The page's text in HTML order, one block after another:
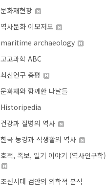
문화재현장
역사문화 이모저모
maritime archaeology
고고과학 ABC
최신연구 총평
문화재와 함께한 나날들
Historipedia
건강과 질병의 역사
한국 농경과 식생활의 역사
호적, 족보, 일기 이야기 (역사인구학)
조선시대 검안의 의학적 분석